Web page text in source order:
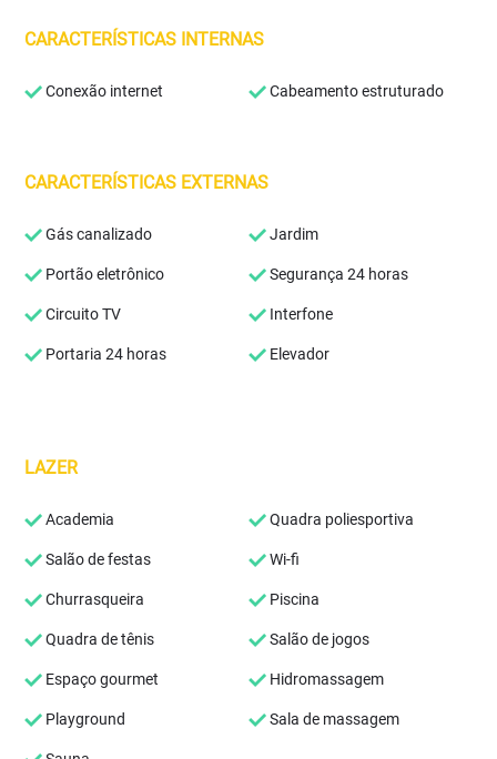
CARACTERÍSTICAS INTERNAS
Conexão internet Cabeamento estruturado
CARACTERÍSTICAS EXTERNAS
Gás canalizado Jardim
Portão eletrônico Segurança 24 horas
Circuito TV Interfone
Portaria 24 horas Elevador
LAZER
Academia Quadra poliesportiva
Salão de festas Wi-fi
Churrasqueira Piscina
Quadra de tênis Salão de jogos
Espaço gourmet Hidromassagem
Playground Sala de massagem